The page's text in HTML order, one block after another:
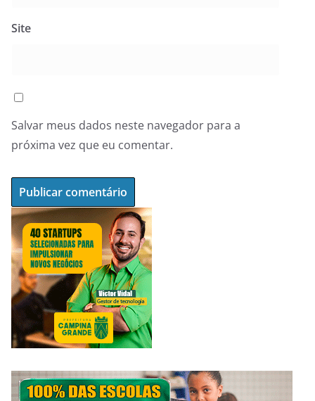
Site
Salvar meus dados neste navegador para a
próxima vez que eu comentar.